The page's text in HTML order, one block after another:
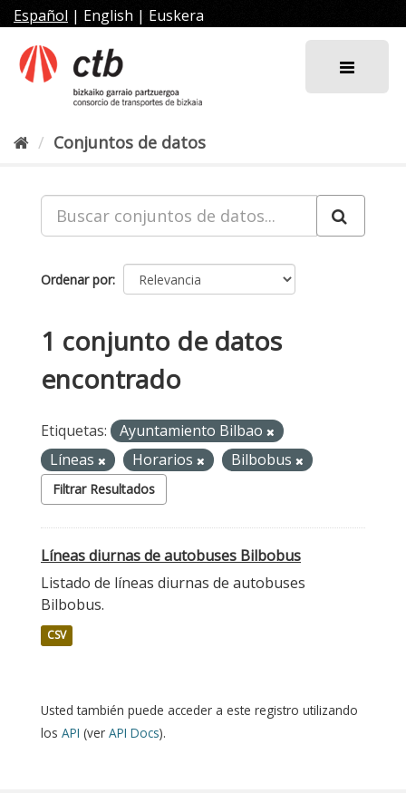
al
contenido
Español | English | Euskera
Conjuntos de datos
Ordenar por
1 conjunto de datos
encontrado
Etiquetas:
Ayuntamiento Bilbao
Líneas
Horarios Bilbobus
Filtrar Resultados
Líneas diurnas de autobuses Bilbobus
Listado de líneas diurnas de autobuses
Bilbobus.
CSV
Usted también puede acceder a este registro utilizando
los API (ver API Docs).